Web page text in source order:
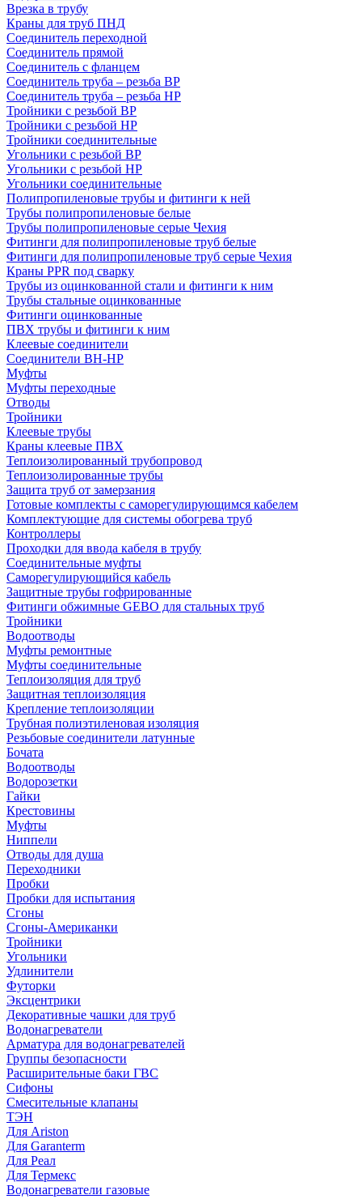
Врезка в трубу
Краны для труб ПНД
Соединитель переходной
Соединитель прямой
Соединитель с фланцем
Соединитель труба – резьба ВР
Соединитель труба – резьба НР
Тройники с резьбой ВР
Тройники с резьбой НР
Тройники соединительные
Угольники с резьбой ВР
Угольники с резьбой НР
Угольники соединительные
Полипропиленовые трубы и фитинги к ней
Трубы полипропиленовые белые
Трубы полипропиленовые серые Чехия
Фитинги для полипропиленовые труб белые
Фитинги для полипропиленовые труб серые Чехия
Краны PPR под сварку
Трубы из оцинкованной стали и фитинги к ним
Трубы стальные оцинкованные
Фитинги оцинкованные
ПВХ трубы и фитинги к ним
Клеевые соединители
Соединители ВН-НР
Муфты
Муфты переходные
Отводы
Тройники
Клеевые трубы
Краны клеевые ПВХ
Теплоизолированный трубопровод
Теплоизолированные трубы
Защита труб от замерзания
Готовые комплекты с саморегулирующимся кабелем
Комплектующие для системы обогрева труб
Контроллеры
Проходки для ввода кабеля в трубу
Соединительные муфты
Саморегулирующийся кабель
Защитные трубы гофрированные
Фитинги обжимные GEBO для стальных труб
Тройники
Водоотводы
Муфты ремонтные
Муфты соединительные
Теплоизоляция для труб
Защитная теплоизоляция
Крепление теплоизоляции
Трубная полиэтиленовая изоляция
Резьбовые соединители латунные
Бочата
Водоотводы
Водорозетки
Гайки
Крестовины
Муфты
Ниппели
Отводы для душа
Переходники
Пробки
Пробки для испытания
Сгоны
Сгоны-Американки
Тройники
Угольники
Удлинители
Футорки
Эксцентрики
Декоративные чашки для труб
Водонагреватели
Арматура для водонагревателей
Группы безопасности
Расширительные баки ГВС
Сифоны
Смесительные клапаны
ТЭН
Для Ariston
Для Garanterm
Для Реал
Для Термекс
Водонагреватели газовые